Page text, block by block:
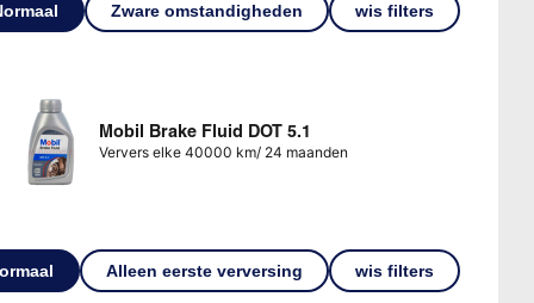
Zware omstandigheden wis filters
Mobil Brake Fluid DOT 5.1
Ververs elke 40000 km/ 24 maanden
Alleen eerste verversing wis filters